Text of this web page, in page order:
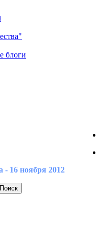
блоги
- 16 ноября 2012